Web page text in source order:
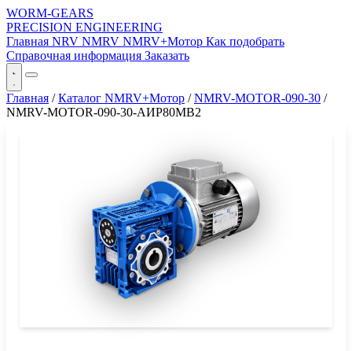
WORM-GEARS
PRECISION ENGINEERING
Главная NRV NMRV NMRV+Мотор Как подобрать
Справочная информация Заказать
Главная / Каталог NMRV+Мотор / NMRV-MOTOR-090-30 /
NMRV-MOTOR-090-30-АИР80MB2